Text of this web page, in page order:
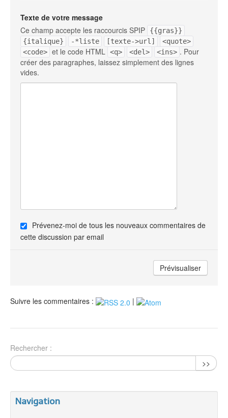
Texte de votre message
Ce champ accepte les raccourcis SPIP
{{gras}}
{italique}
-*liste [texte->url]
<quote>
<code> et le code HTML <q> <del> <ins> . Pour
créer des paragraphes, laissez simplement des lignes
vides.
Prévenez-moi de tous les nouveaux commentaires de
cette discussion par email
Suivre les commentaires : |
Rechercher :
>>
Navigation